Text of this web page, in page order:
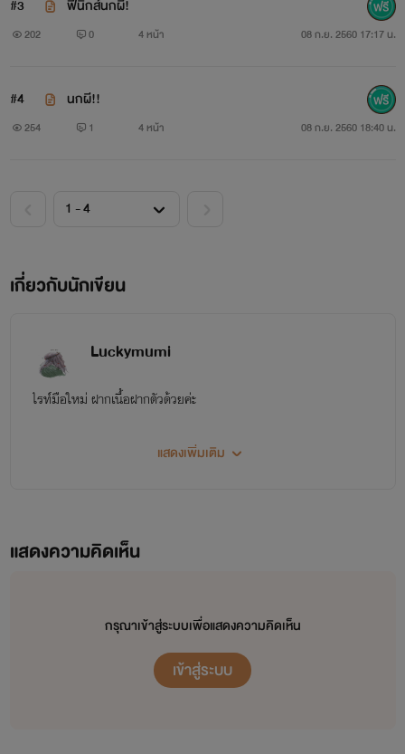
#3 ฟีนิกส์นกผี!
202 0 4 หน้า 08 ก.ย. 2560 17:17 น.
#4 นกผี!!
254 1 4 หน้า 08 ก.ย. 2560 18:40 น.
เกี่ยวกับนักเขียน
Luckymumi
ไรท์มือใหม่ ฝากเนื้อฝากตัวด้วยค่ะ
แสดงเพิ่มเติม
แสดงความคิดเห็น
กรุณาเข้าสู่ระบบเพื่อแสดงความคิดเห็น
เข้าสู่ระบบ